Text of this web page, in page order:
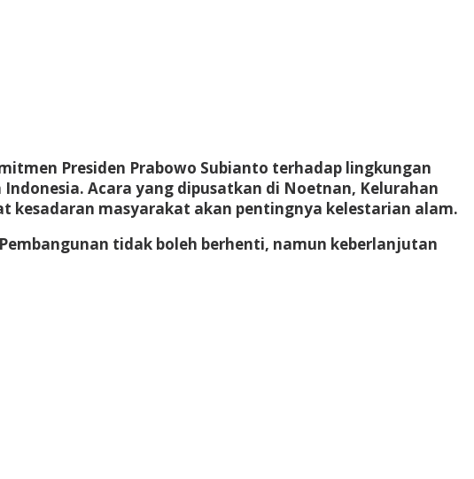
Presiden Prabowo Subianto terhadap lingkungan
Acara yang dipusatkan di Noetnan, Kelurahan
kesadaran masyarakat akan pentingnya kelestarian alam.
tidak boleh berhenti, namun keberlanjutan